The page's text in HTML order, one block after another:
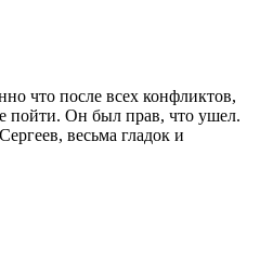
что после всех конфликтов,
пойти. Он был прав, что ушел.
весьма гладок и